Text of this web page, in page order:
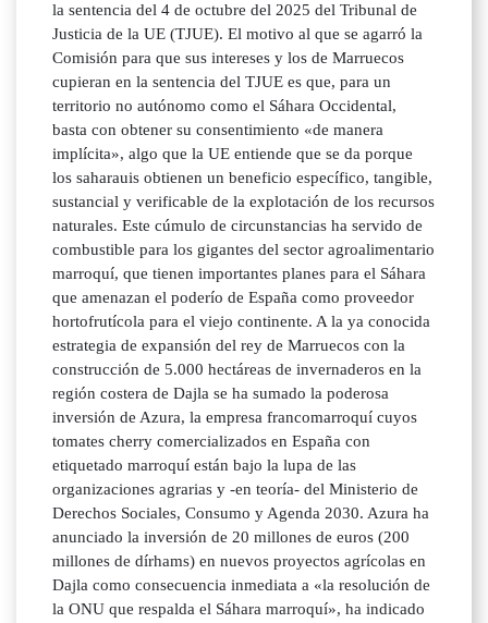
la sentencia del 4 de octubre del 2025 del Tribunal de
Justicia de la UE (TJUE). El motivo al que se agarró la
Comisión para que sus intereses y los de Marruecos
cupieran en la sentencia del TJUE es que, para un
territorio no autónomo como el Sáhara Occidental,
basta con obtener su consentimiento «de manera
implícita», algo que la UE entiende que se da porque
los saharauis obtienen un beneficio específico, tangible,
sustancial y verificable de la explotación de los recursos
naturales. Este cúmulo de circunstancias ha servido de
combustible para los gigantes del sector agroalimentario
marroquí, que tienen importantes planes para el Sáhara
que amenazan el poderío de España como proveedor
hortofrutícola para el viejo continente. A la ya conocida
estrategia de expansión del rey de Marruecos con la
construcción de 5.000 hectáreas de invernaderos en la
región costera de Dajla se ha sumado la poderosa
inversión de Azura, la empresa francomarroquí cuyos
tomates cherry comercializados en España con
etiquetado marroquí están bajo la lupa de las
organizaciones agrarias y -en teoría- del Ministerio de
Derechos Sociales, Consumo y Agenda 2030. Azura ha
anunciado la inversión de 20 millones de euros (200
millones de dírhams) en nuevos proyectos agrícolas en
Dajla como consecuencia inmediata a «la resolución de
la ONU que respalda el Sáhara marroquí», ha indicado